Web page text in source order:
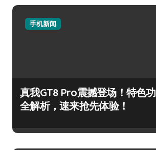
手机新闻
真我GT8 Pro震撼登场！特色
全解析，速来抢先体验！